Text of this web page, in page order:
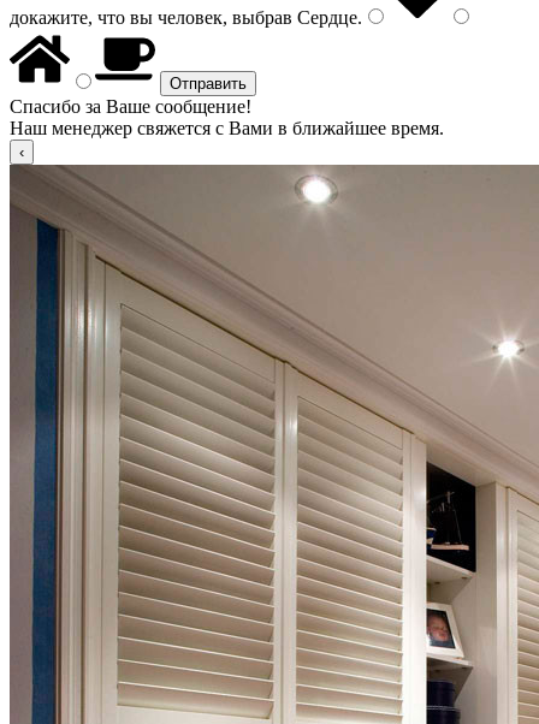
докажите, что вы человек, выбрав Сердце.
Спасибо за Ваше сообщение!
Наш менеджер свяжется с Вами в ближайшее время.